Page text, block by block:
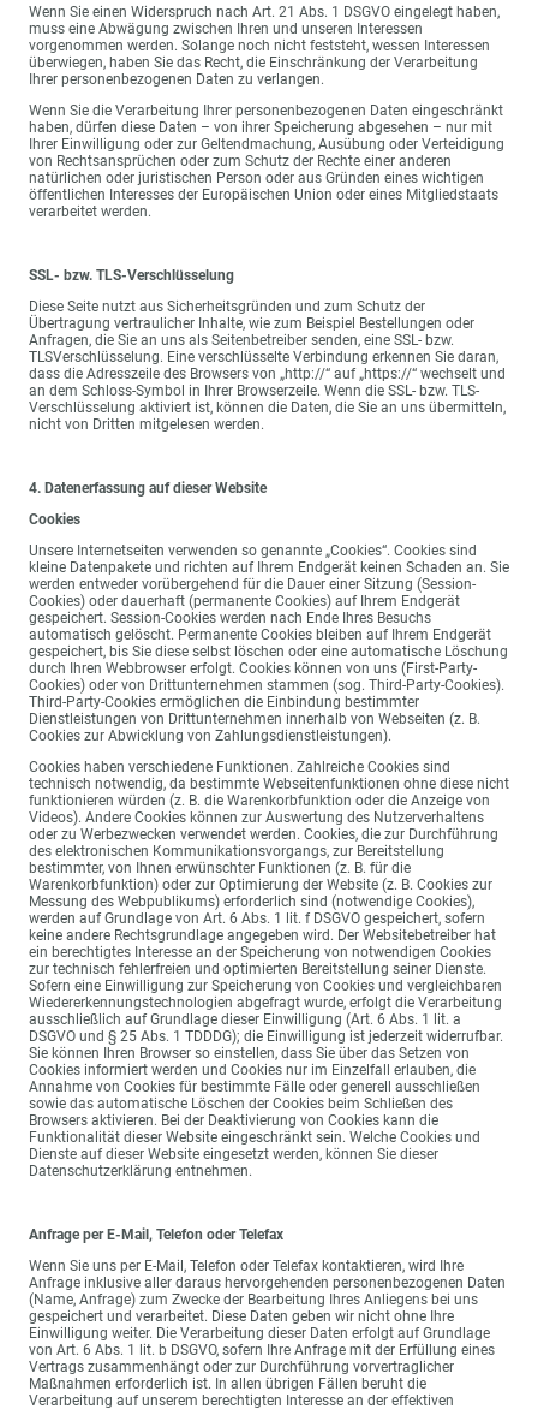
Wenn Sie einen Widerspruch nach Art. 21 Abs. 1 DSGVO eingelegt haben,
muss eine Abwägung zwischen Ihren und unseren Interessen
vorgenommen werden. Solange noch nicht feststeht, wessen Interessen
überwiegen, haben Sie das Recht, die Einschränkung der Verarbeitung
Ihrer personenbezogenen Daten zu verlangen.
Wenn Sie die Verarbeitung Ihrer personenbezogenen Daten eingeschränkt
haben, dürfen diese Daten – von ihrer Speicherung abgesehen – nur mit
Ihrer Einwilligung oder zur Geltendmachung, Ausübung oder Verteidigung
von Rechtsansprüchen oder zum Schutz der Rechte einer anderen
natürlichen oder juristischen Person oder aus Gründen eines wichtigen
öffentlichen Interesses der Europäischen Union oder eines Mitgliedstaats
verarbeitet werden.
SSL- bzw. TLS-Verschlüsselung
Diese Seite nutzt aus Sicherheitsgründen und zum Schutz der
Übertragung vertraulicher Inhalte, wie zum Beispiel Bestellungen oder
Anfragen, die Sie an uns als Seitenbetreiber senden, eine SSL- bzw.
TLSVerschlüsselung. Eine verschlüsselte Verbindung erkennen Sie daran,
dass die Adresszeile des Browsers von „http://“ auf „https://“ wechselt und
an dem Schloss-Symbol in Ihrer Browserzeile. Wenn die SSL- bzw. TLS-
Verschlüsselung aktiviert ist, können die Daten, die Sie an uns übermitteln,
nicht von Dritten mitgelesen werden.
4. Datenerfassung auf dieser Website
Cookies
Unsere Internetseiten verwenden so genannte „Cookies“. Cookies sind
kleine Datenpakete und richten auf Ihrem Endgerät keinen Schaden an. Sie
werden entweder vorübergehend für die Dauer einer Sitzung (Session-
Cookies) oder dauerhaft (permanente Cookies) auf Ihrem Endgerät
gespeichert. Session-Cookies werden nach Ende Ihres Besuchs
automatisch gelöscht. Permanente Cookies bleiben auf Ihrem Endgerät
gespeichert, bis Sie diese selbst löschen oder eine automatische Löschung
durch Ihren Webbrowser erfolgt. Cookies können von uns (First-Party-
Cookies) oder von Drittunternehmen stammen (sog. Third-Party-Cookies).
Third-Party-Cookies ermöglichen die Einbindung bestimmter
Dienstleistungen von Drittunternehmen innerhalb von Webseiten (z. B.
Cookies zur Abwicklung von Zahlungsdienstleistungen).
Cookies haben verschiedene Funktionen. Zahlreiche Cookies sind
technisch notwendig, da bestimmte Webseitenfunktionen ohne diese nicht
funktionieren würden (z. B. die Warenkorbfunktion oder die Anzeige von
Videos). Andere Cookies können zur Auswertung des Nutzerverhaltens
oder zu Werbezwecken verwendet werden. Cookies, die zur Durchführung
des elektronischen Kommunikationsvorgangs, zur Bereitstellung
bestimmter, von Ihnen erwünschter Funktionen (z. B. für die
Warenkorbfunktion) oder zur Optimierung der Website (z. B. Cookies zur
Messung des Webpublikums) erforderlich sind (notwendige Cookies),
werden auf Grundlage von Art. 6 Abs. 1 lit. f DSGVO gespeichert, sofern
keine andere Rechtsgrundlage angegeben wird. Der Websitebetreiber hat
ein berechtigtes Interesse an der Speicherung von notwendigen Cookies
zur technisch fehlerfreien und optimierten Bereitstellung seiner Dienste.
Sofern eine Einwilligung zur Speicherung von Cookies und vergleichbaren
Wiedererkennungstechnologien abgefragt wurde, erfolgt die Verarbeitung
ausschließlich auf Grundlage dieser Einwilligung (Art. 6 Abs. 1 lit. a
DSGVO und § 25 Abs. 1 TDDDG); die Einwilligung ist jederzeit widerrufbar.
Sie können Ihren Browser so einstellen, dass Sie über das Setzen von
Cookies informiert werden und Cookies nur im Einzelfall erlauben, die
Annahme von Cookies für bestimmte Fälle oder generell ausschließen
sowie das automatische Löschen der Cookies beim Schließen des
Browsers aktivieren. Bei der Deaktivierung von Cookies kann die
Funktionalität dieser Website eingeschränkt sein. Welche Cookies und
Dienste auf dieser Website eingesetzt werden, können Sie dieser
Datenschutzerklärung entnehmen.
Anfrage per E-Mail, Telefon oder Telefax
Wenn Sie uns per E-Mail, Telefon oder Telefax kontaktieren, wird Ihre
Anfrage inklusive aller daraus hervorgehenden personenbezogenen Daten
(Name, Anfrage) zum Zwecke der Bearbeitung Ihres Anliegens bei uns
gespeichert und verarbeitet. Diese Daten geben wir nicht ohne Ihre
Einwilligung weiter. Die Verarbeitung dieser Daten erfolgt auf Grundlage
von Art. 6 Abs. 1 lit. b DSGVO, sofern Ihre Anfrage mit der Erfüllung eines
Vertrags zusammenhängt oder zur Durchführung vorvertraglicher
Maßnahmen erforderlich ist. In allen übrigen Fällen beruht die
Verarbeitung auf unserem berechtigten Interesse an der effektiven